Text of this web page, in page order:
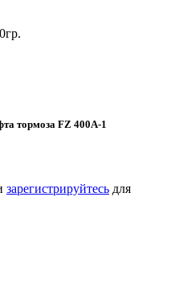
тормоза FZ 400A-1
зарегистрируйтесь для